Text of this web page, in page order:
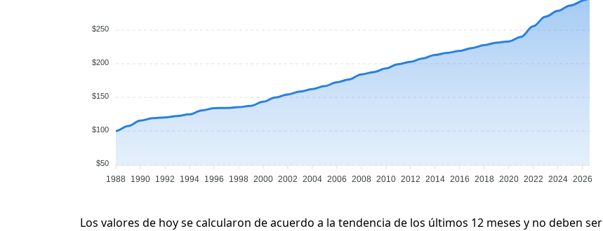
$250
$200
$150
$100
$50
1988 1990 1992 1994 1996 1998 2000 2002 2004 2006 2008 2010 2012 2014 2016 2018 2020 2022 2024 2026
Los valores de hoy se calcularon de acuerdo a la tendencia de los últimos 12 meses y no deben ser